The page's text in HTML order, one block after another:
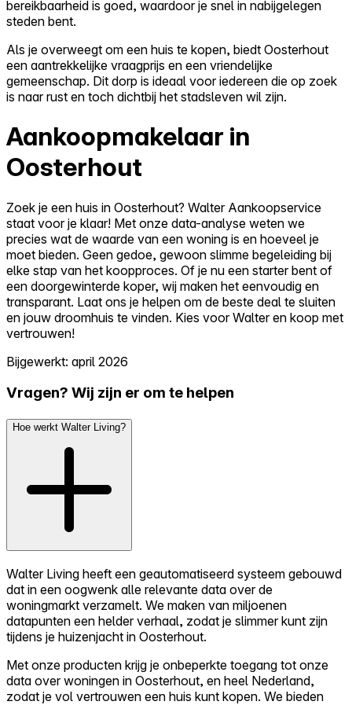
bereikbaarheid is goed, waardoor je snel in nabijgelegen
steden bent.
Als je overweegt om een huis te kopen, biedt Oosterhout
een aantrekkelijke vraagprijs en een vriendelijke
gemeenschap. Dit dorp is ideaal voor iedereen die op zoek
is naar rust en toch dichtbij het stadsleven wil zijn.
Aankoopmakelaar in
Oosterhout
Zoek je een huis in Oosterhout? Walter Aankoopservice
staat voor je klaar! Met onze data-analyse weten we
precies wat de waarde van een woning is en hoeveel je
moet bieden. Geen gedoe, gewoon slimme begeleiding bij
elke stap van het koopproces. Of je nu een starter bent of
een doorgewinterde koper, wij maken het eenvoudig en
transparant. Laat ons je helpen om de beste deal te sluiten
en jouw droomhuis te vinden. Kies voor Walter en koop met
vertrouwen!
Bijgewerkt: april 2026
Vragen? Wij zijn er om te helpen
Hoe werkt Walter Living?
Walter Living heeft een geautomatiseerd systeem gebouwd
dat in een oogwenk alle relevante data over de
woningmarkt verzamelt. We maken van miljoenen
datapunten een helder verhaal, zodat je slimmer kunt zijn
tijdens je huizenjacht in Oosterhout.
Met onze producten krijg je onbeperkte toegang tot onze
data over woningen in Oosterhout, en heel Nederland,
zodat je vol vertrouwen een huis kunt kopen. We bieden